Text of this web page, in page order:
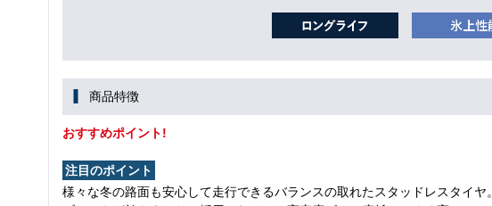
商品特徴
おすすめポイント!
注目のポイント
様々な冬の路面も安心して走行できるバランスの取れたスタッドレスタイ